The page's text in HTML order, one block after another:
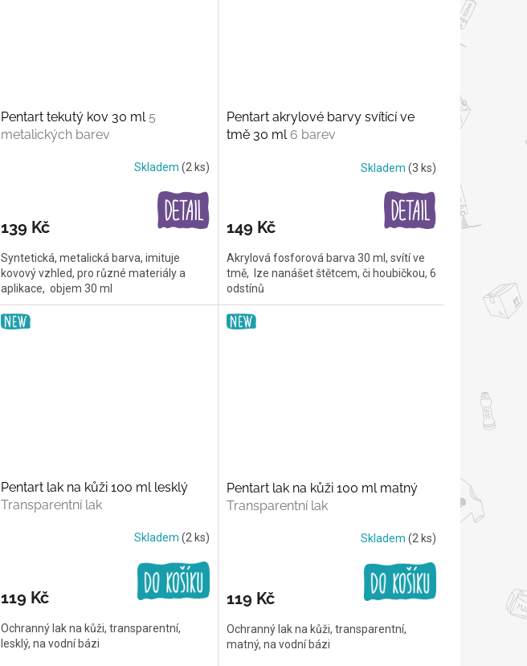
Pentart tekutý kov 30 ml 5
metalických barev
Skladem (2 ks)
139 Kč
Syntetická, metalická barva, imituje
kovový vzhled, pro různé materiály a
aplikace, objem 30 ml
Pentart akrylové barvy svítící ve
tmě 30 ml 6 barev
Skladem (3 ks)
149 Kč
Akrylová fosforová barva 30 ml, svítí ve
tmě, lze nanášet štětcem, či houbičkou, 6
odstínů
Pentart lak na kůži 100 ml lesklý
Transparentní lak
Skladem (2 ks)
119 Kč
Ochranný lak na kůži, transparentní,
lesklý, na vodní bázi
Pentart lak na kůži 100 ml matný
Transparentní lak
Skladem (2 ks)
119 Kč
Ochranný lak na kůži, transparentní,
matný, na vodní bázi